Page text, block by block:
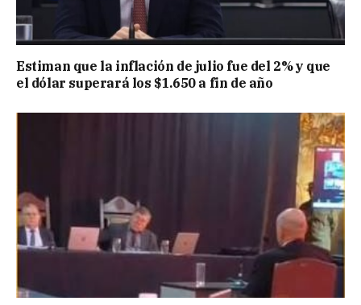
Estiman que la inflación de julio fue del 2% y que
el dólar superará los $1.650 a fin de año